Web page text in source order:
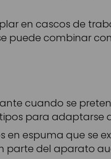
en cascos de
puede combinar
cuando se
para adaptarse
en espuma que se
parte del aparato